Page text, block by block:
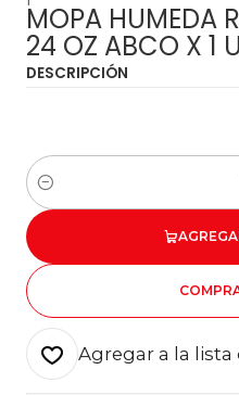
MOPA HUMEDA
24 OZ ABCO X 1
DESCRIPCIÓN
Cantidad
Agregar a la lista